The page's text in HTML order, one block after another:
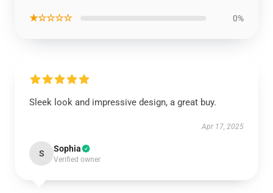
★☆☆☆☆ 0%
Sleek look and impressive design, a great buy.
Apr 17, 2025
S Sophia
Verified owner